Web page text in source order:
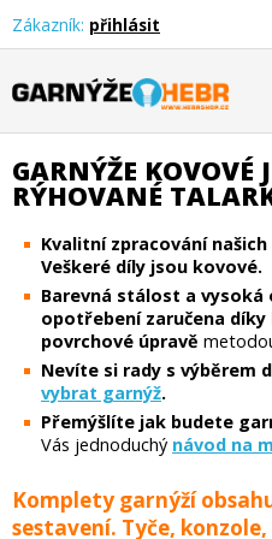
Garnýže Hebr
Zákazník: přihlásit
GARNÝŽE KOVOVÉ
RÝHOVANÉ
Kvalitní zpracování
Veškeré díly jsou kovové.
Barevná stálost a
opotřebení zaručena
povrchové úpravě
Nevíte si rady s výběrem
vybrat garnýž.
Přemýšlíte jak budete
Vás jednoduchý návod na
Komplety garnýží
sestavení. Tyče,